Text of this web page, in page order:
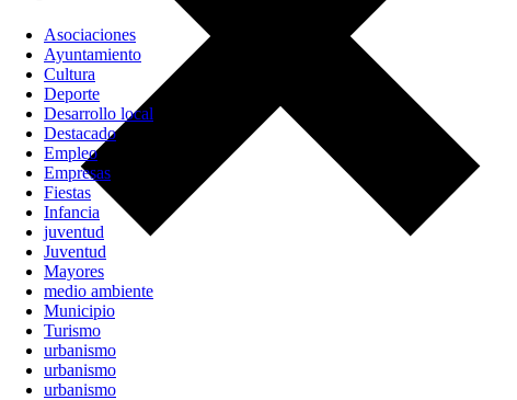
Asociaciones
Ayuntamiento
Cultura
Deporte
Desarrollo local
Destacado
Empleo
Empresas
Fiestas
Infancia
juventud
Juventud
Mayores
medio ambiente
Municipio
Turismo
urbanismo
urbanismo
urbanismo